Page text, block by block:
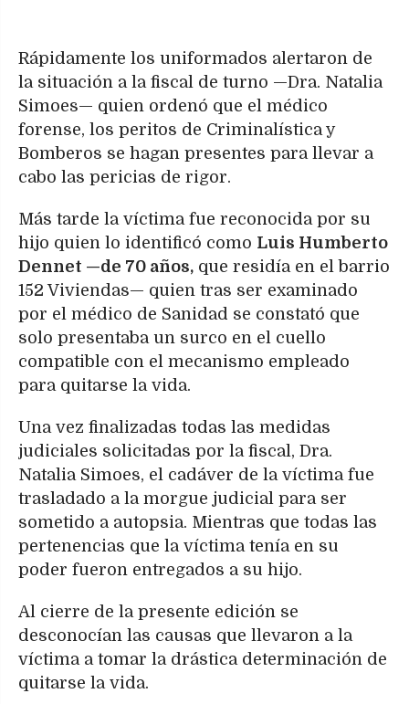
Rápidamente los uniformados alertaron de
la situación a la fiscal de turno —Dra. Natalia
Simoes— quien ordenó que el médico
forense, los peritos de Criminalística y
Bomberos se hagan presentes para llevar a
cabo las pericias de rigor.
Más tarde la víctima fue reconocida por su
hijo quien lo identificó como Luis Humberto
Dennet —de 70 años, que residía en el barrio
152 Viviendas— quien tras ser examinado
por el médico de Sanidad se constató que
solo presentaba un surco en el cuello
compatible con el mecanismo empleado
para quitarse la vida.
Una vez finalizadas todas las medidas
judiciales solicitadas por la fiscal, Dra.
Natalia Simoes, el cadáver de la víctima fue
trasladado a la morgue judicial para ser
sometido a autopsia. Mientras que todas las
pertenencias que la víctima tenía en su
poder fueron entregados a su hijo.
Al cierre de la presente edición se
desconocían las causas que llevaron a la
víctima a tomar la drástica determinación de
quitarse la vida.